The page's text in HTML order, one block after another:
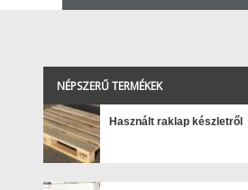
NÉPSZERŰ TERMÉKEK
Használt raklap készletről